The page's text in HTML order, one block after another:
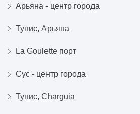
Арьяна - центр города
Тунис, Арьяна
La Goulette порт
Сус - центр города
Тунис, Charguia